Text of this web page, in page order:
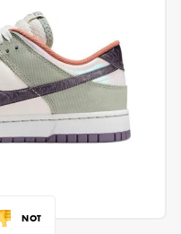
NOT